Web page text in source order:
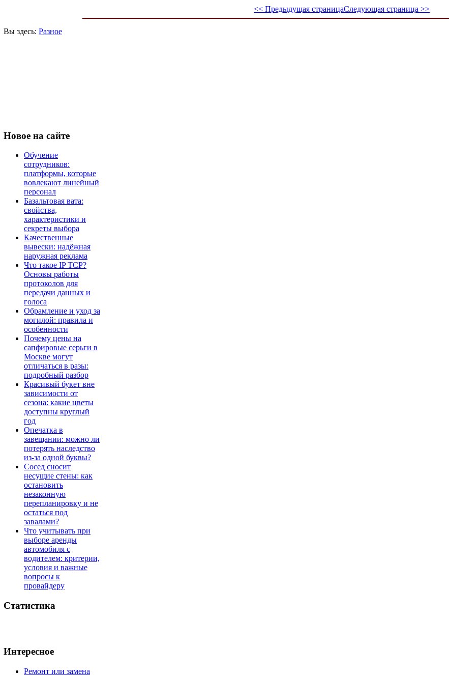
<< Предыдущая страницаСледующая страница >>
Вы здесь: Разное
Новое на сайте
Обучение
сотрудников:
платформы, которые
вовлекают линейный
персонал
Базальтовая вата:
свойства,
характеристики и
секреты выбора
Качественные
вывески: надёжная
наружная реклама
Что такое IP TCP?
Основы работы
протоколов для
передачи данных и
голоса
Обрамление и уход за
могилой: правила и
особенности
Почему цены на
сапфировые серьги в
Москве могут
отличаться в разы:
подробный разбор
Красивый букет вне
зависимости от
сезона: какие цветы
доступны круглый
год
Опечатка в
завещании: можно ли
потерять наследство
из-за одной буквы?
Сосед сносит
несущие стены: как
остановить
незаконную
перепланировку и не
остаться под
завалами?
Что учитывать при
выборе аренды
автомобиля с
водителем: критерии,
условия и важные
вопросы к
провайдеру
Статистика
Интересное
Ремонт или замена